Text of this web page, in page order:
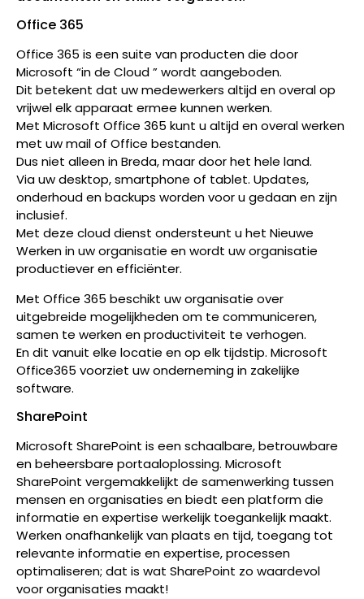
Office 365
Office 365 is een suite van producten die door
Microsoft “in de Cloud ” wordt aangeboden.
Dit betekent dat uw medewerkers altijd en overal op
vrijwel elk apparaat ermee kunnen werken.
Met Microsoft Office 365 kunt u altijd en overal werken
met uw mail of Office bestanden.
Dus niet alleen in Breda, maar door het hele land.
Via uw desktop, smartphone of tablet. Updates,
onderhoud en backups worden voor u gedaan en zijn
inclusief.
Met deze cloud dienst ondersteunt u het Nieuwe
Werken in uw organisatie en wordt uw organisatie
productiever en efficiënter.
Met Office 365 beschikt uw organisatie over
uitgebreide mogelijkheden om te communiceren,
samen te werken en productiviteit te verhogen.
En dit vanuit elke locatie en op elk tijdstip. Microsoft
Office365 voorziet uw onderneming in zakelijke
software.
SharePoint
Microsoft SharePoint is een schaalbare, betrouwbare
en beheersbare portaaloplossing. Microsoft
SharePoint vergemakkelijkt de samenwerking tussen
mensen en organisaties en biedt een platform die
informatie en expertise werkelijk toegankelijk maakt.
Werken onafhankelijk van plaats en tijd, toegang tot
relevante informatie en expertise, processen
optimaliseren; dat is wat SharePoint zo waardevol
voor organisaties maakt!